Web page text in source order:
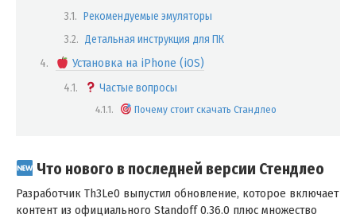
Рекомендуемые эмуляторы
Детальная инструкция для ПК
Установка на iPhone (iOS)
Частые вопросы
Почему стоит скачать Стандлео
Что нового в последней версии Стендлео
Разработчик Th3Le0 выпустил обновление, которое включает
контент из официального Standoff 0.36.0 плюс множество